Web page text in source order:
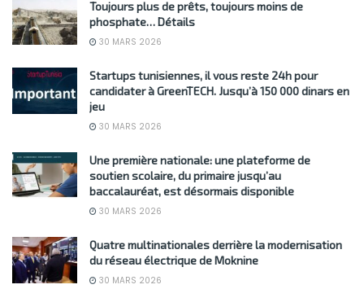
Toujours plus de prêts, toujours moins de
phosphate… Détails
30 MARS 2026
Startups tunisiennes, il vous reste 24h pour
candidater à GreenTECH. Jusqu’à 150 000 dinars en
jeu
30 MARS 2026
Une première nationale: une plateforme de
soutien scolaire, du primaire jusqu’au
baccalauréat, est désormais disponible
30 MARS 2026
Quatre multinationales derrière la modernisation
du réseau électrique de Moknine
30 MARS 2026